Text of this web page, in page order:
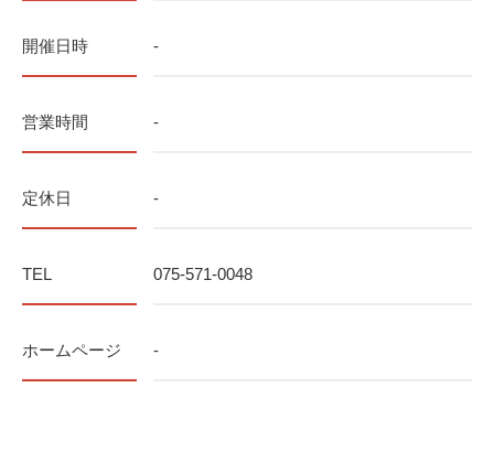
開催日時 -
営業時間 -
定休日 -
TEL 075-571-0048
ホームページ -